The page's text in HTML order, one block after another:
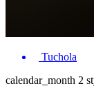
Tuchola
calendar_month 2